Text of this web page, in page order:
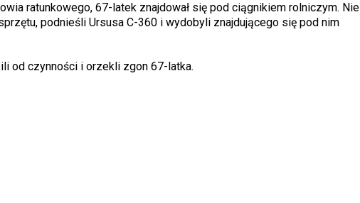
ratunkowego, 67-latek znajdował się pod ciągnikiem rolniczym. Nie
podnieśli Ursusa C-360 i wydobyli znajdującego się pod nim
od czynności i orzekli zgon 67-latka.